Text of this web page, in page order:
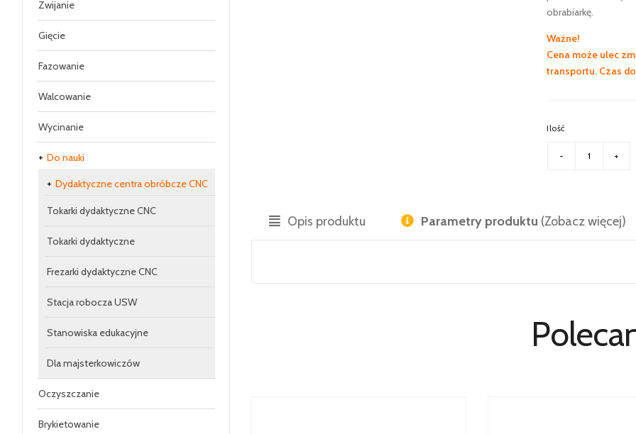
Zwijanie
Gięcie
Fazowanie
Walcowanie
Wycinanie
Do nauki
Dydaktyczne centra obróbcze CNC
Tokarki dydaktyczne CNC
Tokarki dydaktyczne
Frezarki dydaktyczne CNC
Stacja robocza USW
Stanowiska edukacyjne
Dla majsterkowiczów
Oczyszczanie
Brykietowanie
obrabiarkę.
Ważne!
Cena może ulec
transportu. Czas
Ilość
Opis produktu Parametry produktu (Zobacz więcej)